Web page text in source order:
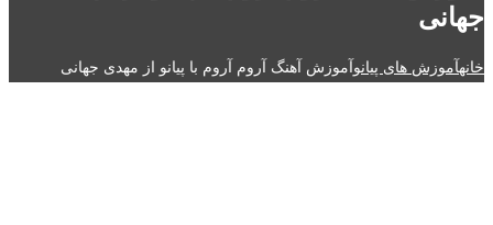
جهانی
خانهآموزش های پیانوآموزش آهنگ آروم آروم با پیانو از مهدی جهانی